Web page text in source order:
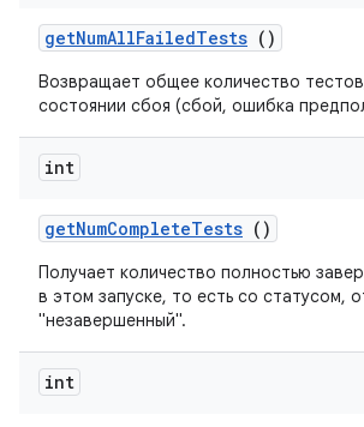
getNumAllFailedTests ()
Возвращает общее количество
состоянии сбоя (сбой, ошибка
int
getNumCompleteTests ()
Получает количество полностью
в этом запуске, то есть со статусом,
"незавершенный".
int